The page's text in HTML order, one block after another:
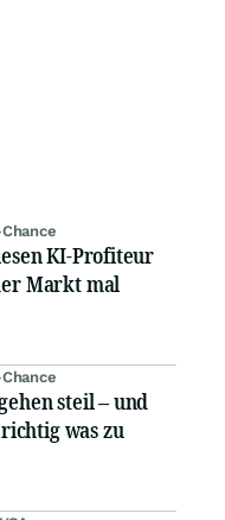
KI-Profiteur
Markt mal
steil – und
was zu